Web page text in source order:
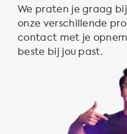
We praten je graag
onze verschillende
contact met je
beste bij jou past.